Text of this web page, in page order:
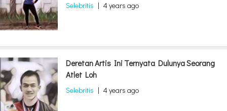
Selebritis | 4 years ago
Deretan Artis Ini Ternyata Dulunya Seorang
Atlet Loh
Selebritis | 4 years ago